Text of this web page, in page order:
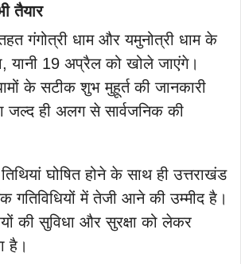
तैयार
गंगोत्री धाम और यमुनोत्री धाम के
यानी 19 अप्रैल को खोले जाएंगे।
के सटीक शुभ मुहूर्त की जानकारी
जल्द ही अलग से सार्वजनिक की
घोषित होने के साथ ही उत्तराखंड
गतिविधियों में तेजी आने की उम्मीद है।
की सुविधा और सुरक्षा को लेकर
है।